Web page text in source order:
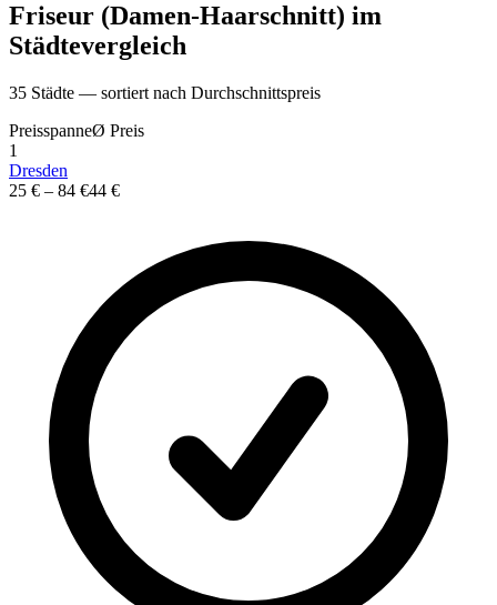
Friseur (Damen-Haarschnitt) im
Städtevergleich
35 Städte — sortiert nach Durchschnittspreis
PreisspanneØ Preis
1
Dresden
25 € – 84 €44 €